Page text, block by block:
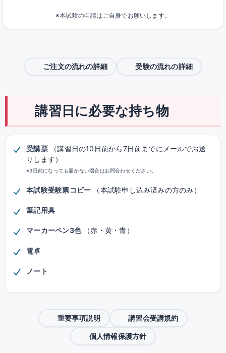
※本試験の申請はご自身でお願いします。
ご注文の流れの詳細 受験の流れの詳細
講習日に必要な持ち物
受講票
（講習日の10日前から7日前までにメールでお送
りします）
※3日前になっても届かない場合はお問合わせください。
本試験受験票コピー （本試験申し込み済みの方のみ）
筆記用具
マーカーペン3色 （赤・黄・青）
電卓
ノート
重要事項説明 講習会受講規約
個人情報保護方針